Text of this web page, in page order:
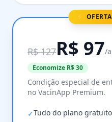
⚡
R$ 127R$ 97/
Economize R$ 30
Condição especial de
no VacinApp Premium.
✓Tudo do plano gratuito